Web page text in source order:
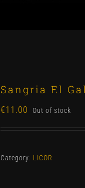
Sangria El
€11.00 Out of stock
Category: LICOR